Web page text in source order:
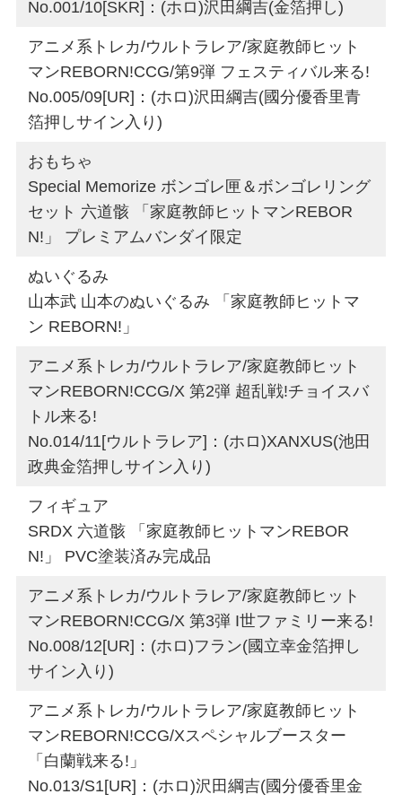
No.001/10[SKR]：(ホロ)沢田綱吉(金箔押し)
アニメ系トレカ/ウルトラレア/家庭教師ヒット
マンREBORN!CCG/第9弾 フェスティバル来る!
No.005/09[UR]：(ホロ)沢田綱吉(國分優香里青
箔押しサイン入り)
おもちゃ
Special Memorize ボンゴレ匣＆ボンゴレリング
セット 六道骸 「家庭教師ヒットマンREBOR
N!」 プレミアムバンダイ限定
ぬいぐるみ
山本武 山本のぬいぐるみ 「家庭教師ヒットマ
ン REBORN!」
アニメ系トレカ/ウルトラレア/家庭教師ヒット
マンREBORN!CCG/X 第2弾 超乱戦!チョイスバ
トル来る!
No.014/11[ウルトラレア]：(ホロ)XANXUS(池田
政典金箔押しサイン入り)
フィギュア
SRDX 六道骸 「家庭教師ヒットマンREBOR
N!」 PVC塗装済み完成品
アニメ系トレカ/ウルトラレア/家庭教師ヒット
マンREBORN!CCG/X 第3弾 I世ファミリー来る!
No.008/12[UR]：(ホロ)フラン(國立幸金箔押し
サイン入り)
アニメ系トレカ/ウルトラレア/家庭教師ヒット
マンREBORN!CCG/Xスペシャルブースター
「白蘭戦来る!」
No.013/S1[UR]：(ホロ)沢田綱吉(國分優香里金